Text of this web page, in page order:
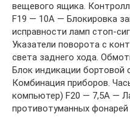
вещевого ящика.
F19 — 10А — Блокировка
исправности ламп стоп-
Указатели поворота с
света заднего хода.
Блок индикации бортовой
Комбинация приборов.
компьютер) F20 — 7,5А —
противотуманных фонарей